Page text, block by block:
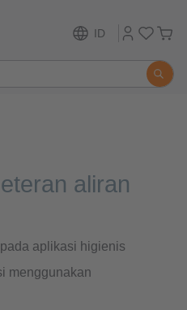
ID
aliran
aplikasi higienis
menggunakan